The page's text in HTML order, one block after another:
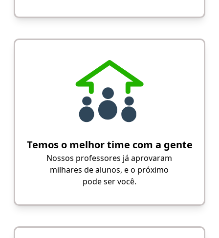
Temos o melhor time com a gente
Nossos professores já aprovaram
milhares de alunos, e o próximo
pode ser você.